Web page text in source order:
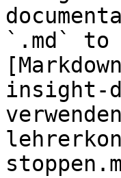
`.md` to
insight-